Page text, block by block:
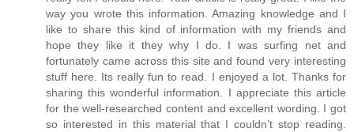
way you wrote this information. Amazing knowledge and I
like to share this kind of information with my friends and
hope they like it they why I do. I was surfing net and
fortunately came across this site and found very interesting
stuff here. Its really fun to read. I enjoyed a lot. Thanks for
sharing this wonderful information. I appreciate this article
for the well-researched content and excellent wording. I got
so interested in this material that I couldn’t stop reading.